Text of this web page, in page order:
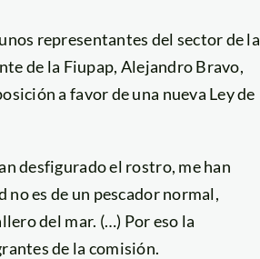
representantes del sector de la
de la Fiupap, Alejandro Bravo,
a favor de una nueva Ley de
desfigurado el rostro, me han
no es de un pescador normal,
del mar. (…) Por eso la
de la comisión.